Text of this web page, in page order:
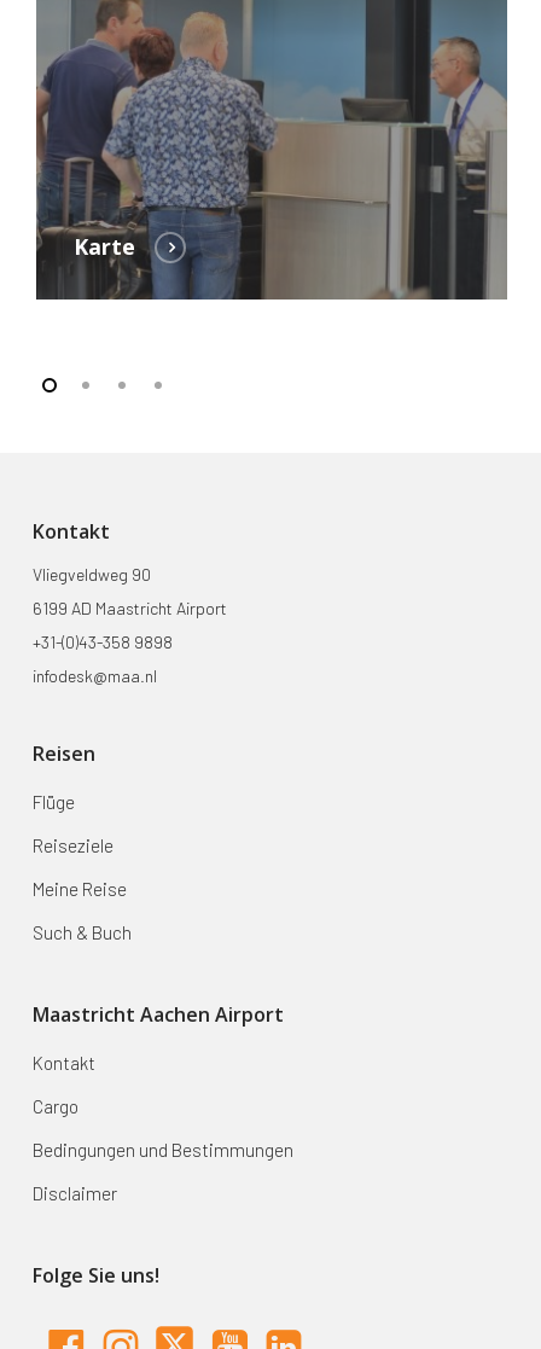
Karte
Kontakt
Vliegveldweg 90
6199 AD Maastricht Airport
+31-(0)43-358 9898
infodesk@maa.nl
Reisen
Flüge
Reiseziele
Meine Reise
Such & Buch
Maastricht Aachen Airport
Kontakt
Cargo
Bedingungen und Bestimmungen
Disclaimer
Folge Sie uns!